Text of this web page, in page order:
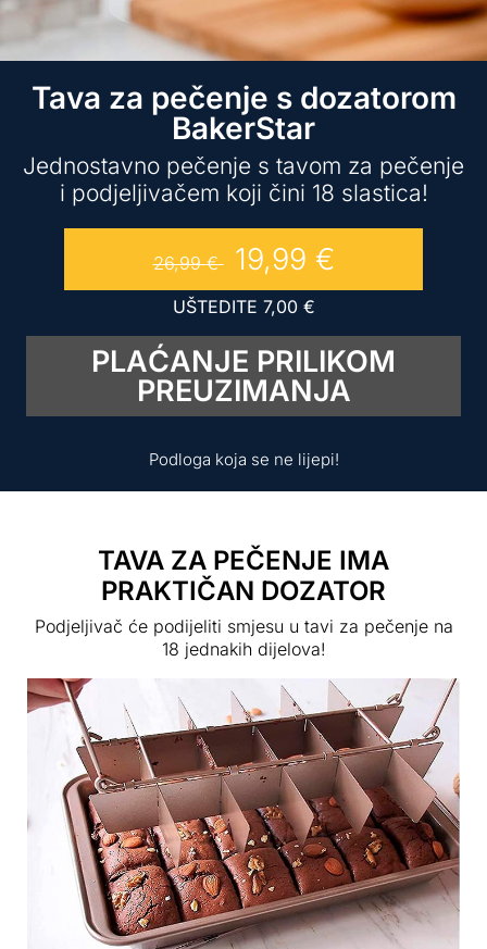
Tava za pečenje s dozatorom
BakerStar
Jednostavno pečenje s tavom za pečenje
i podjeljivačem koji čini 18 slastica!
26,99€ 19,99 €
UŠTEDITE 7,00 €
PLAĆANJE PRILIKOM
PREUZIMANJA
Podloga koja se ne lijepi!
TAVA ZA PEČENJE IMA
PRAKTIČAN DOZATOR
Podjeljivač će podijeliti smjesu u tavi za pečenje na
18 jednakih dijelova!